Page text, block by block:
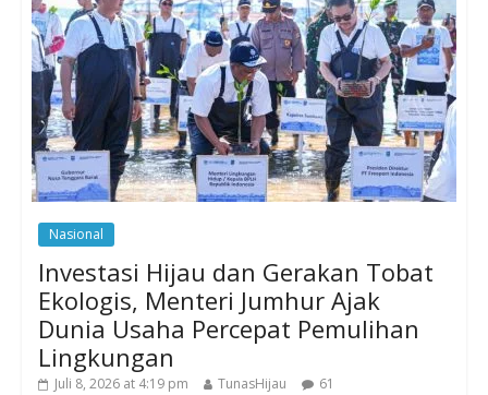
Nasional
Investasi Hijau dan Gerakan Tobat
Ekologis, Menteri Jumhur Ajak
Dunia Usaha Percepat Pemulihan
Lingkungan
Juli 8, 2026 at 4:19 pm TunasHijau 61